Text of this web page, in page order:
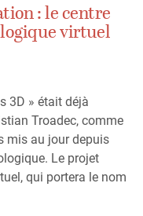
: le centre
virtuel
3D » était déjà
Troadec, comme
mis au jour depuis
Le projet
qui portera le nom